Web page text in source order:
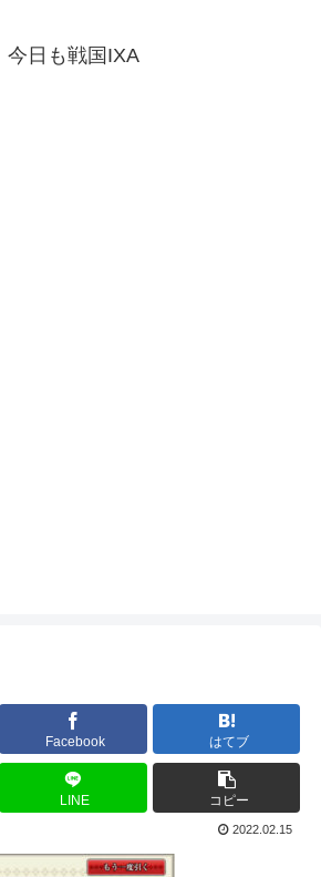
今日も戦国IXA
Facebook はてブ
LINE コピー
2022.02.15